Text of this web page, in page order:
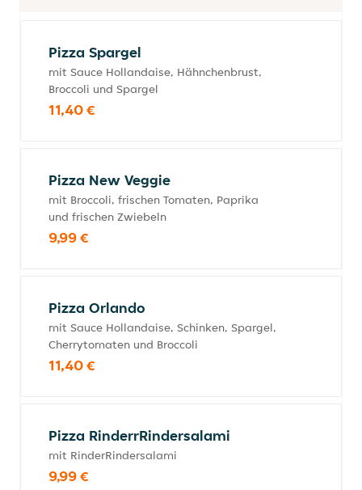
Pizza Spargel
mit Sauce Hollandaise, Hähnchenbrust,
Broccoli und Spargel
11,40 €
Pizza New Veggie
mit Broccoli, frischen Tomaten, Paprika
und frischen Zwiebeln
9,99 €
Pizza Orlando
mit Sauce Hollandaise, Schinken, Spargel,
Cherrytomaten und Broccoli
11,40 €
Pizza RinderrRindersalami
mit RinderRindersalami
9,99 €